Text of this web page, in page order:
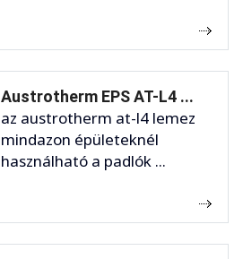
Austrotherm EPS AT-L4 ...
az austrotherm at-l4 lemez
mindazon épületeknél
használható a padlók ...